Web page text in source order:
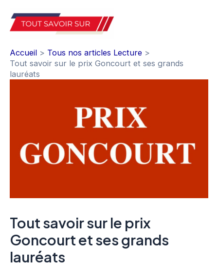
contenu
Accueil
Tous nos articles Lecture
Tout savoir sur le prix Goncourt et ses grands
lauréats
Tout savoir sur le prix
Goncourt et ses grands
lauréats